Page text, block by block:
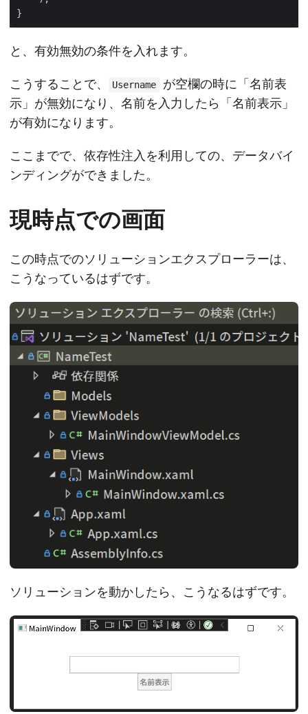
と、有効無効の条件を入れます。
こうすることで、 Username
が空欄の時に「名前表
示」が無効になり、名前を入力したら「名前表示」
が有効になります。
ここまでで、依存性注入を利用しての、データバイ
ンディングができました。
現時点での画面
この時点でのソリューションエクスプローラーは、
こうなっているはずです。
ソリューションを動かしたら、こうなるはずです。